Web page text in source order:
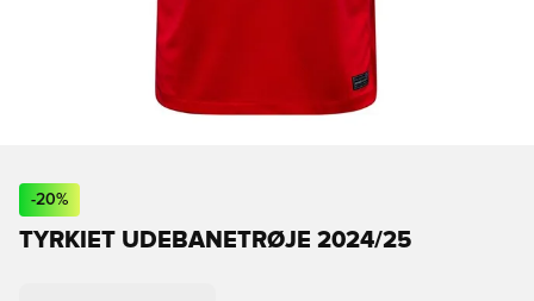
-20%
TYRKIET UDEBANETRØJE 2024/25